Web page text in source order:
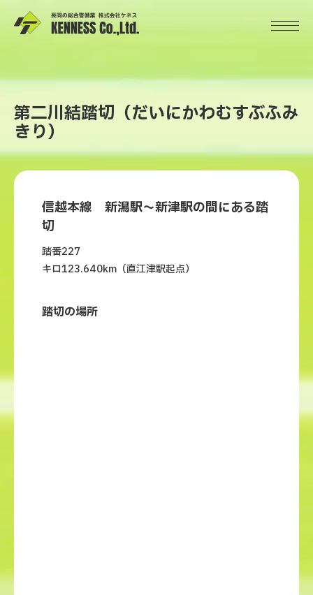
第二川結踏切（だいにかわむすぶふみ
きり）
信越本線 新潟駅～新津駅の間にある踏
切
踏番227
キロ123.640km（直江津駅起点）
踏切の場所